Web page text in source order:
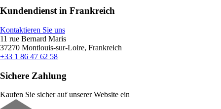
Kundendienst in Frankreich
Kontaktieren Sie uns
11 rue Bernard Maris
37270 Montlouis-sur-Loire, Frankreich
+33 1 86 47 62 58
Sichere Zahlung
Kaufen Sie sicher auf unserer Website ein